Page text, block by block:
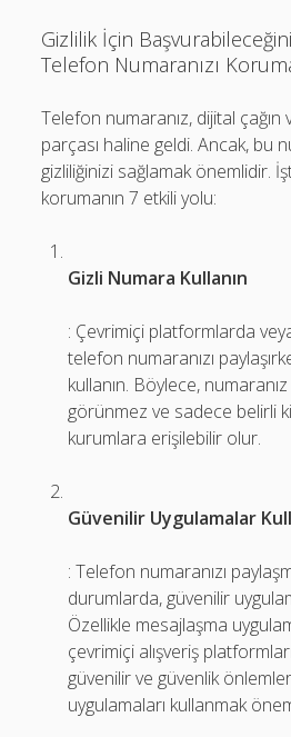
Gizlilik İçin
Telefon Numaranızı
Telefon numaranız, dijital çağın
parçası haline geldi. Ancak, bu
gizliliğinizi sağlamak önemlidir.
korumanın 7 etkili yolu:
Gizli Numara Kullanın
: Çevrimiçi platformlarda
telefon numaranızı
kullanın. Böylece,
görünmez ve sadece belirli
kurumlara erişilebilir olur.
Güvenilir Uygulamalar
: Telefon numaranızı
durumlarda, güvenilir
Özellikle mesajlaşma
çevrimiçi alışveriş
güvenilir ve güvenlik
uygulamaları kullanmak